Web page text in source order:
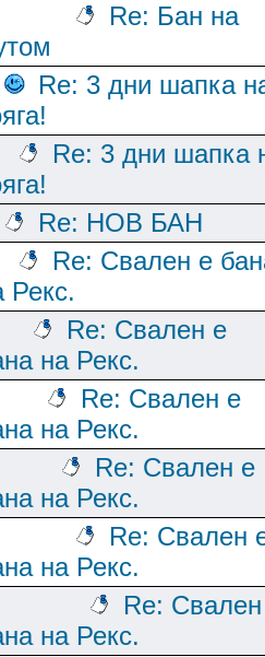
Re: Бан на
Re: 3 дни шапка
Re: 3 дни шапка
Re: НОВ БАН
Re: Свален е
Рекс.
Re: Свален е
на Рекс.
Re: Свален е
на Рекс.
Re: Свален е
на Рекс.
Re: Свален
на Рекс.
Re:
на Рекс.